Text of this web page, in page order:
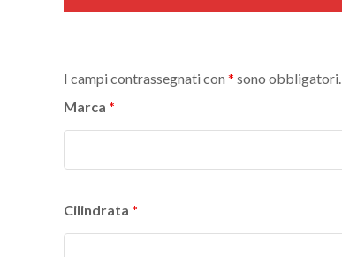
I campi contrassegnati con * sono obbligatori.
Marca *
Cilindrata *